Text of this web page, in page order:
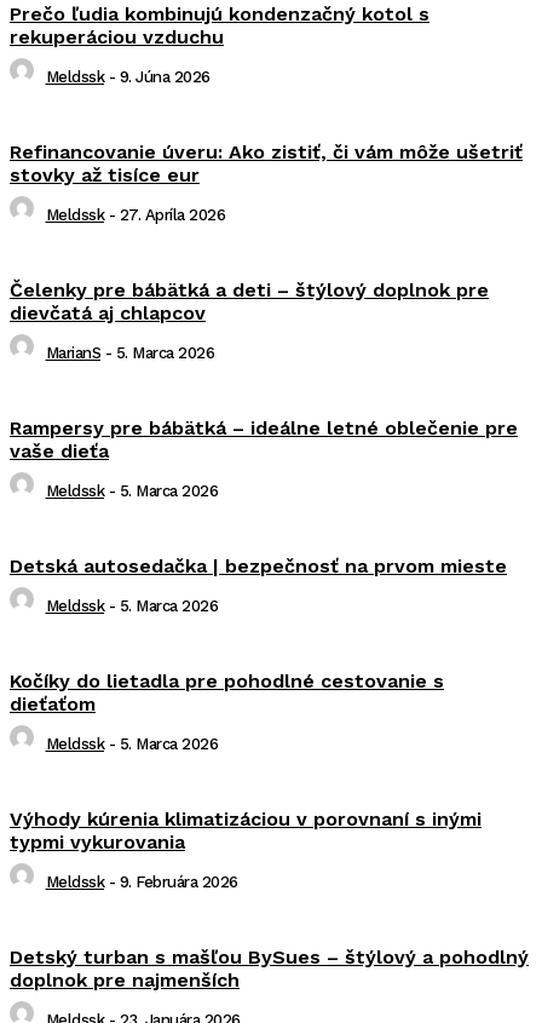
Prečo ľudia kombinujú kondenzačný kotol s
rekuperáciou vzduchu
Meldssk - 9. Júna 2026
Refinancovanie úveru: Ako zistiť, či vám môže ušetriť
stovky až tisíce eur
Meldssk - 27. Apríla 2026
Čelenky pre bábätká a deti – štýlový doplnok pre
dievčatá aj chlapcov
MarianS - 5. Marca 2026
Rampersy pre bábätká – ideálne letné oblečenie pre
vaše dieťa
Meldssk - 5. Marca 2026
Detská autosedačka | bezpečnosť na prvom mieste
Meldssk - 5. Marca 2026
Kočíky do lietadla pre pohodlné cestovanie s
dieťaťom
Meldssk - 5. Marca 2026
Výhody kúrenia klimatizáciou v porovnaní s inými
typmi vykurovania
Meldssk - 9. Februára 2026
Detský turban s mašľou BySues – štýlový a pohodlný
doplnok pre najmenších